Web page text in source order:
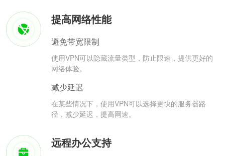
提高网络性能
避免带宽限制
使用VPN可以隐藏流量类型，防止限速，提供更好的
网络体验。
减少延迟
在某些情况下，使用VPN可以选择更快的服务器路
径，减少延迟，提高网速。
远程办公支持